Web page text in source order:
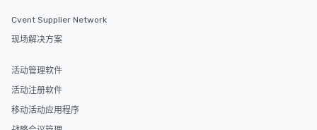
Cvent Supplier Network
现场解决方案
活动管理软件
活动注册软件
移动活动应用程序